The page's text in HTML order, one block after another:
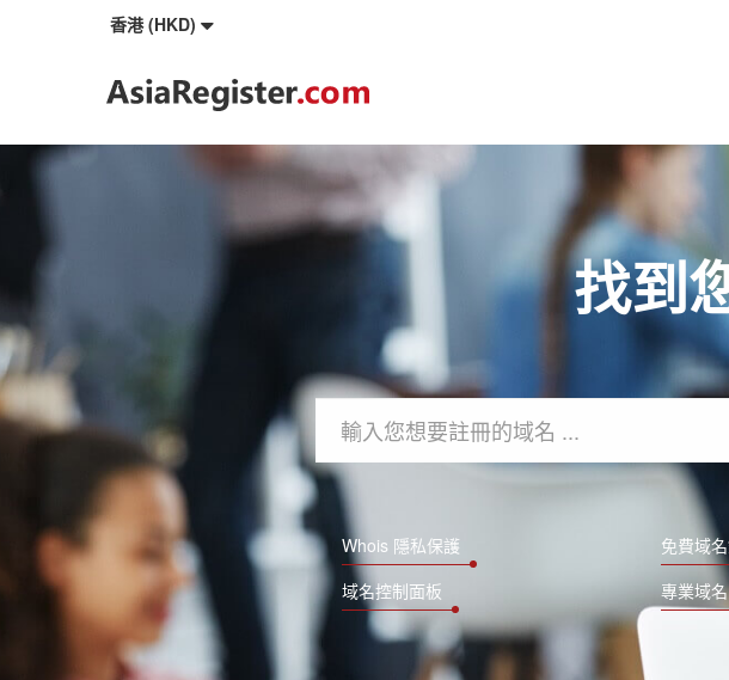
香港 (HKD)
找到
Whois 隱私保護 免費域
域名控制面板
專業域